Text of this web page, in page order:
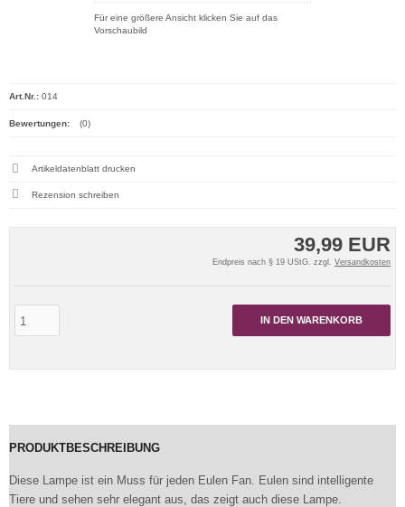
Für eine größere Ansicht klicken Sie auf das
Vorschaubild
39,99 EUR
Endpreis nach § 19 UStG. zzgl. Versandkosten
IN DEN WARENKORB
Art.Nr.: 014
Bewertungen: (0)
Artikeldatenblatt drucken
Rezension schreiben
PRODUKTBESCHREIBUNG
Diese Lampe ist ein Muss für jeden Eulen Fan. Eulen sind intelligente
Tiere und sehen sehr elegant aus, das zeigt auch diese Lampe.